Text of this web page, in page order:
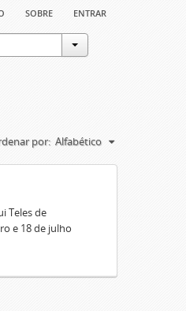
sobre entrar
por: Alfabético
Teles de
e 18 de julho